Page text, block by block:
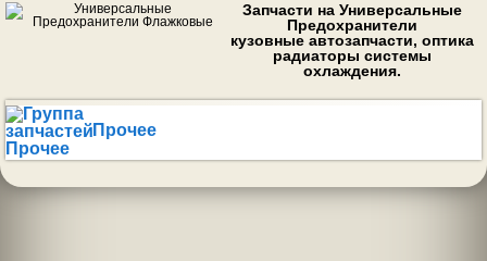
Запчасти на Универсальные
Предохранители
кузовные автозапчасти, оптика
радиаторы системы
охлаждения.
Прочее